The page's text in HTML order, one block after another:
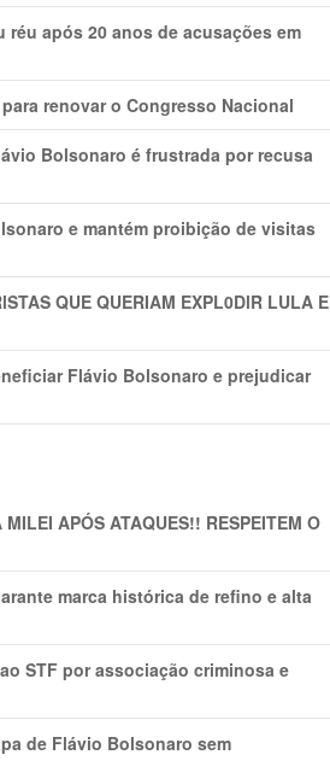
após 20 anos de acusações em
renovar o Congresso Nacional
Bolsonaro é frustrada por recusa
e mantém proibição de visitas
QUE QUERIAM EXPL0DlR LULA E
Flávio Bolsonaro e prejudicar
APÓS ATAQUES!! RESPEITEM O
marca histórica de refino e alta
STF por associação criminosa e
de Flávio Bolsonaro sem